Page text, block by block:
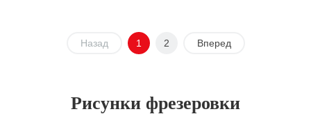
Назад 1 2 Вперед
Рисунки фрезеровки